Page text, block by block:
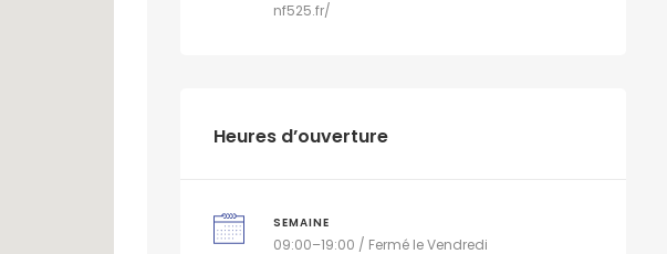
nf525.fr/
Heures d’ouverture
SEMAINE
09:00–19:00 / Fermé le Vendredi